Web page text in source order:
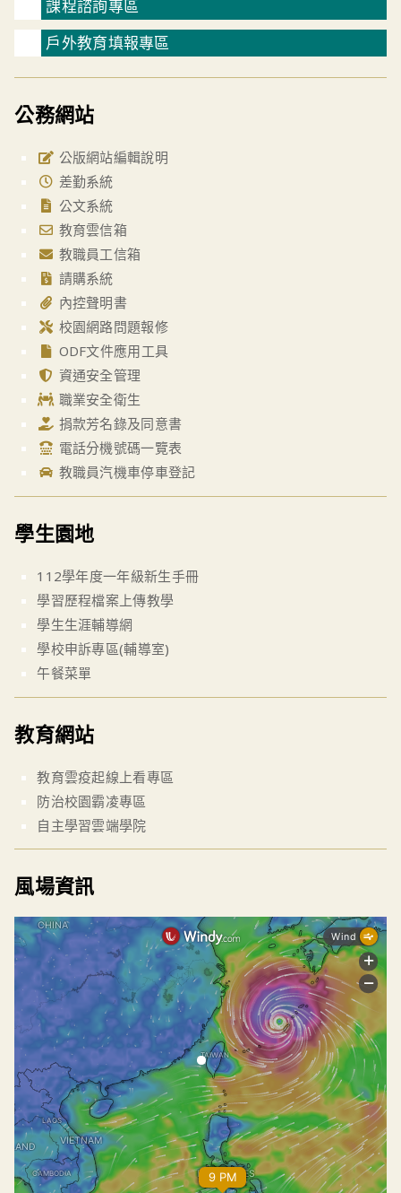
課程諮詢專區
戶外教育填報專區
公務網站
公版網站編輯說明
差勤系統
公文系統
教育雲信箱
教職員工信箱
請購系統
內控聲明書
校園網路問題報修
ODF文件應用工具
資通安全管理
職業安全衛生
捐款芳名錄及同意書
電話分機號碼一覽表
教職員汽機車停車登記
學生園地
112學年度一年級新生手冊
學習歷程檔案上傳教學
學生生涯輔導網
學校申訴專區(輔導室)
午餐菜單
教育網站
教育雲疫起線上看專區
防治校園霸凌專區
自主學習雲端學院
風場資訊